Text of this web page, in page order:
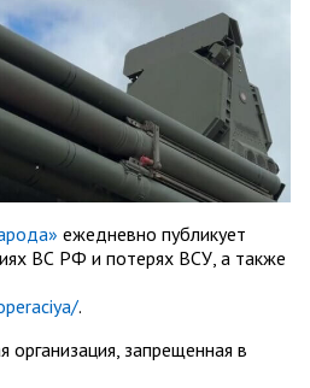
ежедневно публикует
ВС РФ и потерях ВСУ, а также
.
организация, запрещенная в